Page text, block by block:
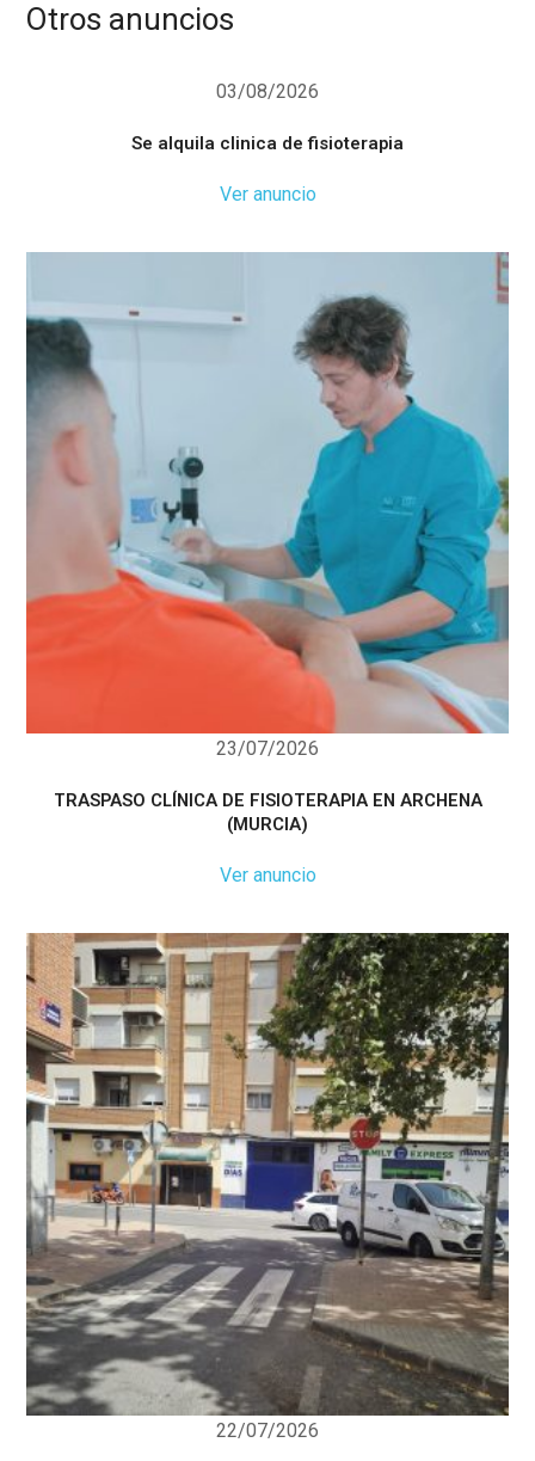
Otros anuncios
03/08/2026
Se alquila clinica de fisioterapia
Ver anuncio
23/07/2026
TRASPASO CLÍNICA DE FISIOTERAPIA EN ARCHENA
(MURCIA)
Ver anuncio
22/07/2026